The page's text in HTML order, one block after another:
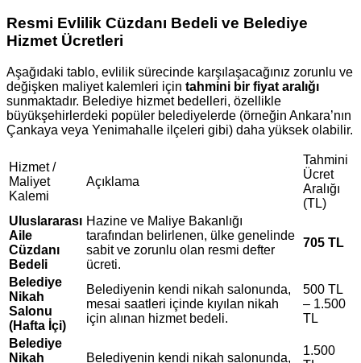
Resmi Evlilik Cüzdanı Bedeli ve Belediye
Hizmet Ücretleri
Aşağıdaki tablo, evlilik sürecinde karşılaşacağınız zorunlu ve
değişken maliyet kalemleri için tahmini bir fiyat aralığı
sunmaktadır. Belediye hizmet bedelleri, özellikle
büyükşehirlerdeki popüler belediyelerde (örneğin Ankara’nın
Çankaya veya Yenimahalle ilçeleri gibi) daha yüksek olabilir.
Hizmet /
Maliyet
Kalemi
Açıklama
Tahmini
Ücret
Aralığı
(TL)
Uluslararası
Aile
Cüzdanı
Bedeli
Hazine ve Maliye Bakanlığı
tarafından belirlenen, ülke genelinde
sabit ve zorunlu olan resmi defter
ücreti.
705 TL
Belediye
Nikah
Salonu
(Hafta İçi)
Belediyenin kendi nikah salonunda,
mesai saatleri içinde kıyılan nikah
için alınan hizmet bedeli.
500 TL
– 1.500
TL
Belediye
Nikah
Belediyenin kendi nikah salonunda,
1.500